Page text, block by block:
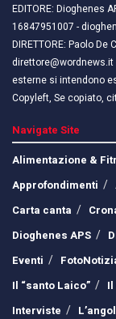
EDITORE: Dioghenes
16847951007 -
DIRETTORE: Paolo
direttore@wordnews.it
esterne si intendono
Copyleft, Se copiato,
Navigate Site
Alimentazione &
Approfondimenti
Carta canta
Dioghenes APS
Eventi
Il “santo Laico”
Interviste